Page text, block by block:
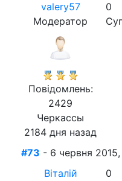
valery57
Модератор
Повідомлень:
2429
Черкассы
2184 дня назад
0
#73 - 6 червня 2015,
Віталій
0